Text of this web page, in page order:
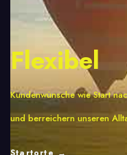
Flexibel
Kundenwünsche wie Start
und berreichern unseren